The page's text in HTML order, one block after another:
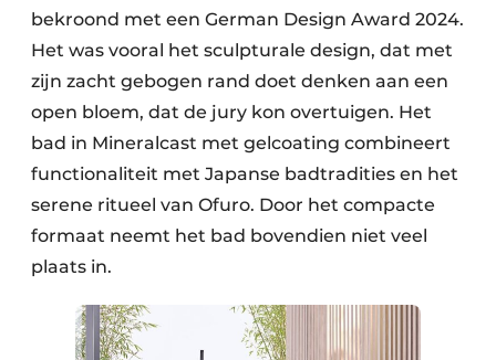
bekroond met een German Design Award 2024.
Het was vooral het sculpturale design, dat met
zijn zacht gebogen rand doet denken aan een
open bloem, dat de jury kon overtuigen. Het
bad in Mineralcast met gelcoating combineert
functionaliteit met Japanse badtradities en het
serene ritueel van Ofuro. Door het compacte
formaat neemt het bad bovendien niet veel
plaats in.